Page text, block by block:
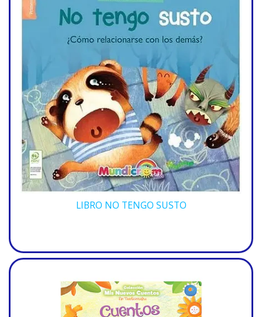
LIBRO NO TENGO SUSTO